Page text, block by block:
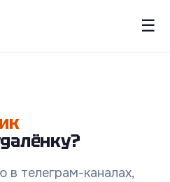
☰
в телеграм-каналах,